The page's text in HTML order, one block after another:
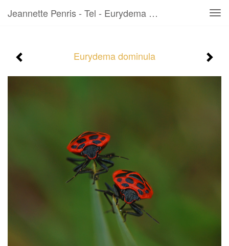
Jeannette Penris - Tel - Eurydema Dominula
Eurydema dominula